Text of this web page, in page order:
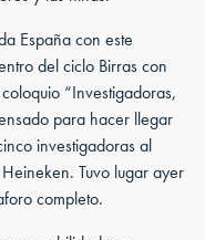
España con este
del ciclo Birras con
“Investigadoras,
para hacer llegar
investigadoras al
Tuvo lugar ayer
completo.